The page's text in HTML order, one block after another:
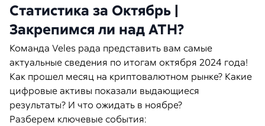
Статистика за Октябрь |
Закрепимся ли над ATH?
Команда Veles рада представить вам самые
актуальные сведения по итогам октября 2024 года!
Как прошел месяц на криптовалютном рынке? Какие
цифровые активы показали выдающиеся
результаты? И что ожидать в ноябре?
Разберем ключевые события: